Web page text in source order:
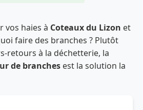
vos haies à Coteaux du Lizon et
faire des branches ? Plutôt
retours à la déchetterie, la
de branches est la solution la